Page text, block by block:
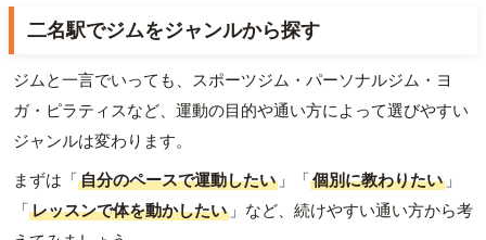
二名駅でジムをジャンルから探す
ジムと一言でいっても、スポーツジム・パーソナルジム・ヨ
ガ・ピラティスなど、運動の目的や通い方によって選びやすい
ジャンルは変わります。
まずは「自分のペースで運動したい 」「個別に教わりたい 」
「レッスンで体を動かしたい 」など、続けやすい通い方から考